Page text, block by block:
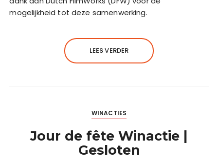
mogelijkheid tot deze samenwerking.
LEES VERDER
WINACTIES
Jour de fête Winactie |
Gesloten